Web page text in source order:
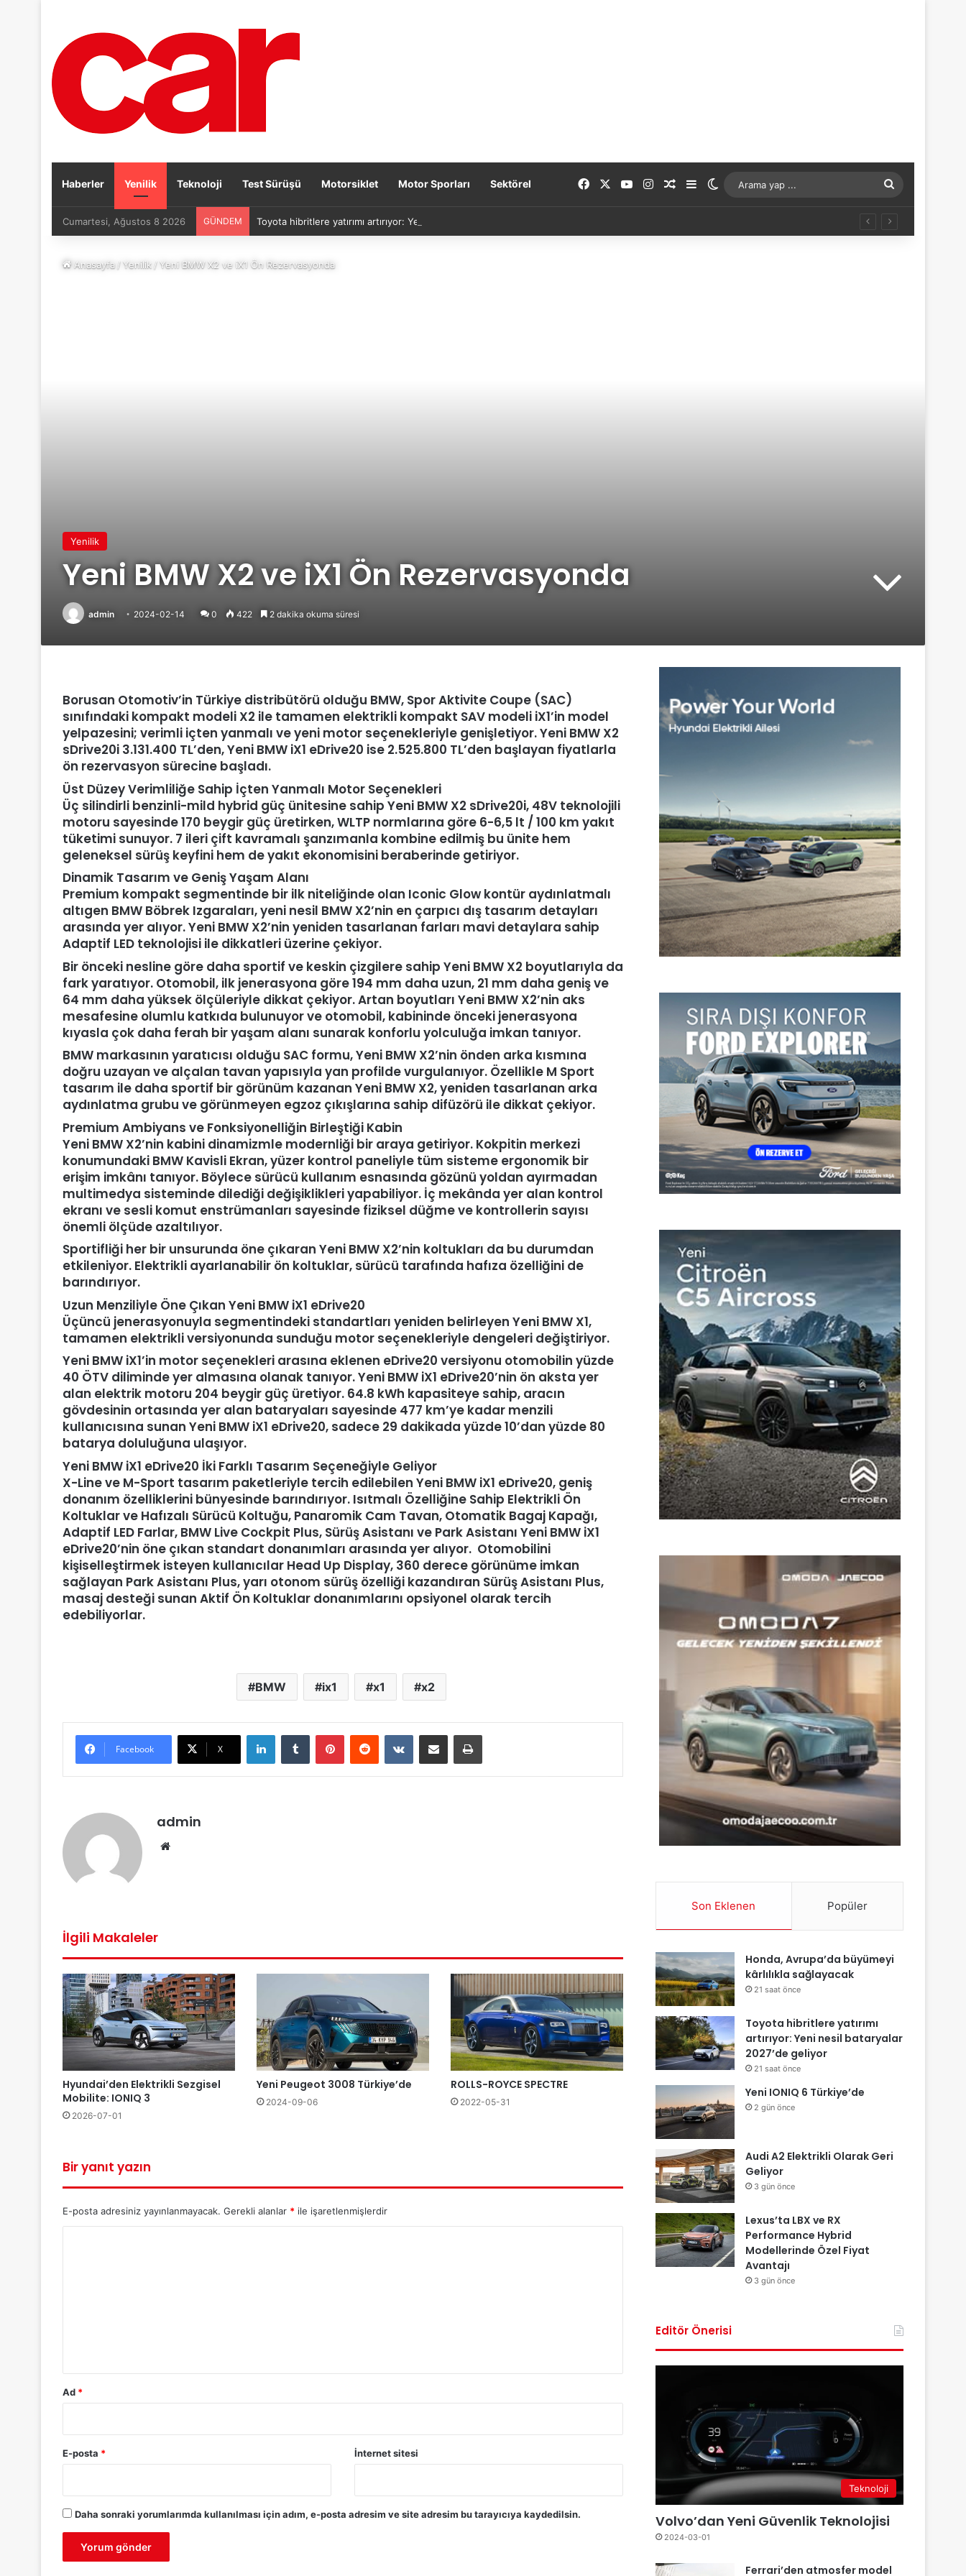
Haberler Yenilik Teknoloji Test Sürüşü Motorsiklet Motor Sporları Sektörel FacebookYouTubeInstagramRastgele Makale
Kenar Bölmesi
Dış görünümü değiştir
...
Cumartesi, Ağustos 8 2026 GÜNDEM Toyota hibritlere yatırımı artırıyor: Yeni nesil bataryalar 2027’de geliyor
Anasayfa/Yenilik /Yeni BMW X2 ve iX1 Ön Rezervasyonda
Yenilik
Yeni BMW X2 ve iX1 Ön Rezervasyonda
admin 2024-02-14 0 422 2 dakika okuma süresi
Borusan Otomotiv’in Türkiye distribütörü olduğu BMW, Spor Aktivite Coupe (SAC)
sınıfındaki kompakt modeli X2 ile tamamen elektrikli kompakt SAV modeli iX1’in model
yelpazesini; verimli içten yanmalı ve yeni motor seçenekleriyle genişletiyor. Yeni BMW X2
sDrive20i 3.131.400 TL’den, Yeni BMW iX1 eDrive20 ise 2.525.800 TL’den başlayan fiyatlarla
ön rezervasyon sürecine başladı.
Üst Düzey Verimliliğe Sahip İçten Yanmalı Motor Seçenekleri
Üç silindirli benzinli-mild hybrid güç ünitesine sahip Yeni BMW X2 sDrive20i, 48V teknolojili
motoru sayesinde 170 beygir güç üretirken, WLTP normlarına göre 6-6,5 lt / 100 km yakıt
tüketimi sunuyor. 7 ileri çift kavramalı şanzımanla kombine edilmiş bu ünite hem
geleneksel sürüş keyfini hem de yakıt ekonomisini beraberinde getiriyor.
Dinamik Tasarım ve Geniş Yaşam Alanı
Premium kompakt segmentinde bir ilk niteliğinde olan Iconic Glow kontür aydınlatmalı
altıgen BMW Böbrek Izgaraları, yeni nesil BMW X2’nin en çarpıcı dış tasarım detayları
arasında yer alıyor. Yeni BMW X2’nin yeniden tasarlanan farları mavi detaylara sahip
Adaptif LED teknolojisi ile dikkatleri üzerine çekiyor.
Bir önceki nesline göre daha sportif ve keskin çizgilere sahip Yeni BMW X2 boyutlarıyla da
fark yaratıyor. Otomobil, ilk jenerasyona göre 194 mm daha uzun, 21 mm daha geniş ve
64 mm daha yüksek ölçüleriyle dikkat çekiyor. Artan boyutları Yeni BMW X2’nin aks
mesafesine olumlu katkıda bulunuyor ve otomobil, kabininde önceki jenerasyona
kıyasla çok daha ferah bir yaşam alanı sunarak konforlu yolculuğa imkan tanıyor.
BMW markasının yaratıcısı olduğu SAC formu, Yeni BMW X2’nin önden arka kısmına
doğru uzayan ve alçalan tavan yapısıyla yan profilde vurgulanıyor. Özellikle M Sport
tasarım ile daha sportif bir görünüm kazanan Yeni BMW X2, yeniden tasarlanan arka
aydınlatma grubu ve görünmeyen egzoz çıkışlarına sahip difüzörü ile dikkat çekiyor.
Premium Ambiyans ve Fonksiyonelliğin Birleştiği Kabin
Yeni BMW X2’nin kabini dinamizmle modernliği bir araya getiriyor. Kokpitin merkezi
konumundaki BMW Kavisli Ekran, yüzer kontrol paneliyle tüm sisteme ergonomik bir
erişim imkânı tanıyor. Böylece sürücü kullanım esnasında gözünü yoldan ayırmadan
multimedya sisteminde dilediği değişiklikleri yapabiliyor. İç mekânda yer alan kontrol
ekranı ve sesli komut enstrümanları sayesinde fiziksel düğme ve kontrollerin sayısı
önemli ölçüde azaltılıyor.
Sportifliği her bir unsurunda öne çıkaran Yeni BMW X2’nin koltukları da bu durumdan
etkileniyor. Elektrikli ayarlanabilir ön koltuklar, sürücü tarafında hafıza özelliğini de
barındırıyor.
Uzun Menziliyle Öne Çıkan Yeni BMW iX1 eDrive20
Üçüncü jenerasyonuyla segmentindeki standartları yeniden belirleyen Yeni BMW X1,
tamamen elektrikli versiyonunda sunduğu motor seçenekleriyle dengeleri değiştiriyor.
Yeni BMW iX1’in motor seçenekleri arasına eklenen eDrive20 versiyonu otomobilin yüzde
40 ÖTV diliminde yer almasına olanak tanıyor. Yeni BMW iX1 eDrive20’nin ön aksta yer
alan elektrik motoru 204 beygir güç üretiyor. 64.8 kWh kapasiteye sahip, aracın
gövdesinin ortasında yer alan bataryaları sayesinde 477 km’ye kadar menzili
kullanıcısına sunan Yeni BMW iX1 eDrive20, sadece 29 dakikada yüzde 10’dan yüzde 80
batarya doluluğuna ulaşıyor.
Yeni BMW iX1 eDrive20 İki Farklı Tasarım Seçeneğiyle Geliyor
X-Line ve M-Sport tasarım paketleriyle tercih edilebilen Yeni BMW iX1 eDrive20, geniş
donanım özelliklerini bünyesinde barındırıyor. Isıtmalı Özelliğine Sahip Elektrikli Ön
Koltuklar ve Hafızalı Sürücü Koltuğu, Panaromik Cam Tavan, Otomatik Bagaj Kapağı,
Adaptif LED Farlar, BMW Live Cockpit Plus, Sürüş Asistanı ve Park Asistanı Yeni BMW iX1
eDrive20’nin öne çıkan standart donanımları arasında yer alıyor. Otomobilini
kişiselleştirmek isteyen kullanıcılar Head Up Display, 360 derece görünüme imkan
sağlayan Park Asistanı Plus, yarı otonom sürüş özelliği kazandıran Sürüş Asistanı Plus,
masaj desteği sunan Aktif Ön Koltuklar donanımlarını opsiyonel olarak tercih
edebiliyorlar.
BMW ix1 x1 x2
Facebook X
LinkedInTumblr PinterestReddit VKontakteE-Posta ile paylaş Yazdır
admin
İlgili Makaleler
Hyundai’den Elektrikli Sezgisel
Mobilite: IONIQ 3
2026-07-01
Yeni Peugeot 3008 Türkiye’de
2024-09-06
ROLLS-ROYCE SPECTRE
2022-05-31
Bir yanıt yazın
E-posta adresiniz yayınlanmayacak. Gerekli alanlar * ile işaretlenmişlerdir
Ad *
E-posta * İnternet sitesi
Daha sonraki yorumlarımda kullanılması için adım, e-posta adresim ve site adresim bu tarayıcıya kaydedilsin.
Son Eklenen Popüler
Honda, Avrupa’da büyümeyi
kârlılıkla sağlayacak
21 saat önce
Toyota hibritlere yatırımı
artırıyor: Yeni nesil bataryalar
2027’de geliyor
21 saat önce
Yeni IONIQ 6 Türkiye’de
2 gün önce
Audi A2 Elektrikli Olarak Geri
Geliyor
3 gün önce
Lexus’ta LBX ve RX
Performance Hybrid
Modellerinde Özel Fiyat
Avantajı
3 gün önce
Editör Önerisi
Teknoloji
Volvo’dan Yeni Güvenlik Teknolojisi
2024-03-01
Ferrari’den atmosfer model